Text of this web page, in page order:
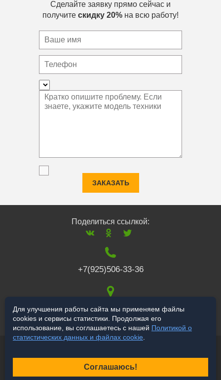
Сделайте заявку прямо сейчас и
получите скидку 20% на всю работу!
ЗАКАЗАТЬ
Поделиться ссылкой:
+7(925)506-33-36
117519,г. Москва,
Варшавское ш., 132
Продвижение сайта
Для улучшения работы сайта мы применяем файлы
cookies и сервисы статистики. Продолжая его
использование, вы соглашаетесь с нашей Политикой о
статистических данных и файлах cookie
Соглашаюсь!